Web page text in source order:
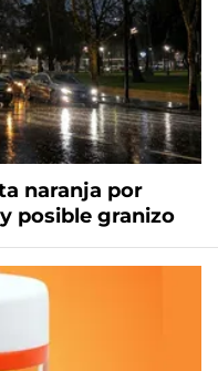
naranja por
posible granizo